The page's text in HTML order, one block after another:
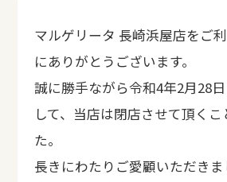
マルゲリータ 長崎浜屋店をご
にありがとうございます。
誠に勝手ながら令和4年2月28
して、当店は閉店させて頂くこ
た。
長きにわたりご愛顧いただきま